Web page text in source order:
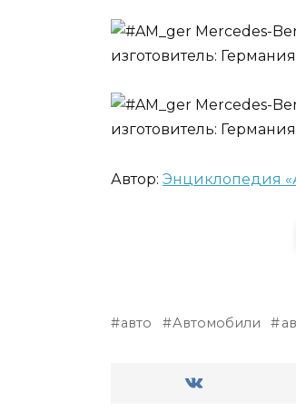
Автор: Энциклопедия
авто Автомобили